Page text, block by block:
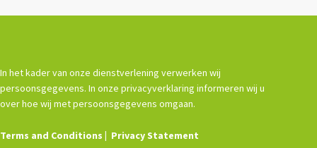
In het kader van onze dienstverlening verwerken wij
persoonsgegevens. In onze privacyverklaring informeren wij u
over hoe wij met persoonsgegevens omgaan.
Terms and Conditions Privacy Statement